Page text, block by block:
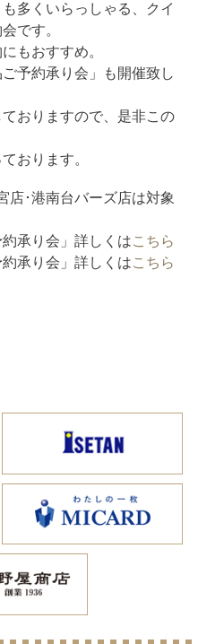
多くいらっしゃる、クイ
です。
もおすすめ。
予約承り会」も開催致し
おりますので、是非この
おります。
店･港南台バーズ店は対象
承り会」詳しくはこちら
承り会」詳しくはこちら